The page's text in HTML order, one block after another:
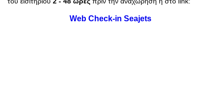
Web Check-in Seajets